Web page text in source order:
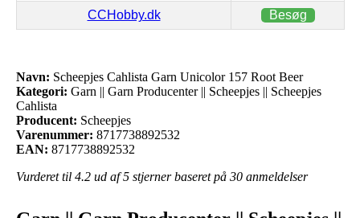
CCHobby.dk Besøg
Navn: Scheepjes Cahlista Garn Unicolor 157 Root Beer
Kategori: Garn || Garn Producenter || Scheepjes || Scheepjes
Cahlista
Producent: Scheepjes
Varenummer: 8717738892532
EAN: 8717738892532
Vurderet til 4.2 ud af 5 stjerner baseret på 30 anmeldelser